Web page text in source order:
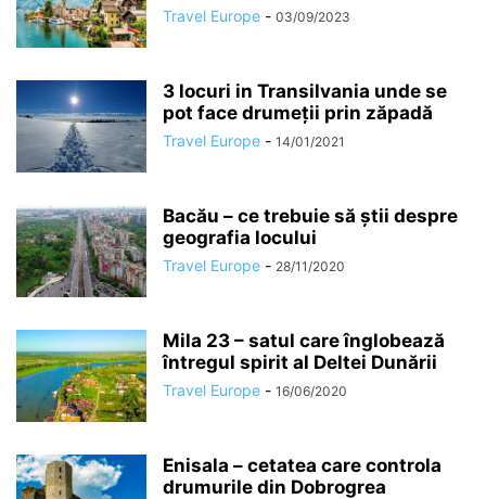
Travel Europe - 03/09/2023
3 locuri in Transilvania unde se
pot face drumeții prin zăpadă
Travel Europe - 14/01/2021
Bacău – ce trebuie să știi despre
geografia locului
Travel Europe - 28/11/2020
Mila 23 – satul care înglobează
întregul spirit al Deltei Dunării
Travel Europe - 16/06/2020
Enisala – cetatea care controla
drumurile din Dobrogrea